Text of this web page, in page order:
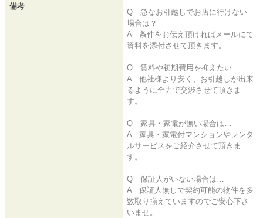
備考
Q 急なお引越しでお店に行けない
場合は？
A 条件をお伝え頂ければメールにて
資料を添付させて頂きます。
Q 賃料や初期費用を抑えたい
A 他社様より安く、お引越しが出来
るように全力で交渉させて頂きま
す。
Q 家具・家電が無い場合は…
A 家具・家電付マンションやレンタ
ルサービスをご紹介させて頂きま
す。
Q 保証人がいない場合は…
A 保証人無しで契約可能の物件を多
数取り揃えていますのでご安心下さ
いませ。